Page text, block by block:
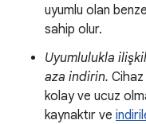
uyumlu olan
sahip olur.
Uyumlulukla
aza indirin.
kolay ve ucuz
kaynaktır ve